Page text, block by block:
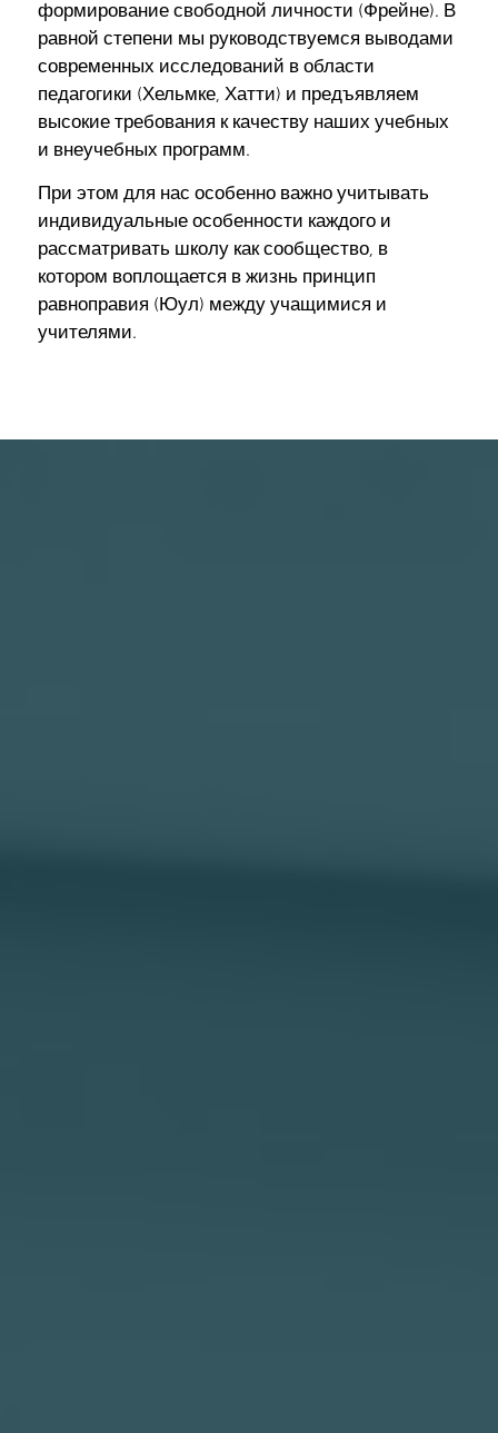
формирование свободной личности (Фрейне). В
равной степени мы руководствуемся выводами
современных исследований в области
педагогики (Хельмке, Хатти) и предъявляем
высокие требования к качеству наших учебных
и внеучебных программ.
При этом для нас особенно важно учитывать
индивидуальные особенности каждого и
рассматривать школу как сообщество, в
котором воплощается в жизнь принцип
равноправия (Юул) между учащимися и
учителями.